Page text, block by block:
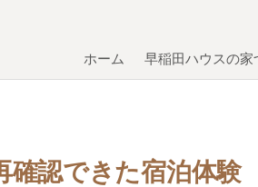
ホーム 早稲田ハウスの家
確認できた宿泊体